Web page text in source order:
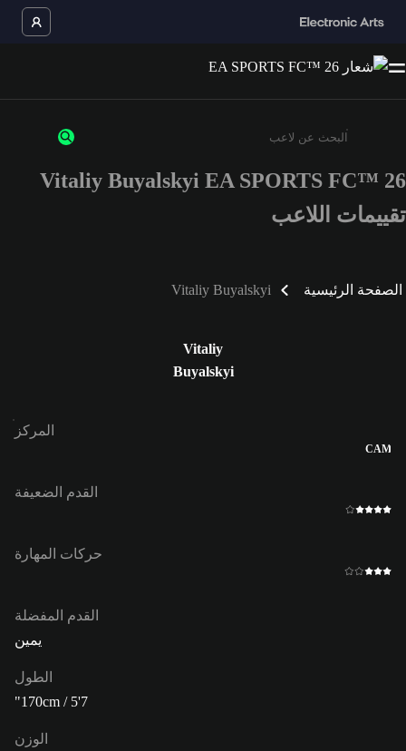
أدخل 3 أحرف أو أرقام على الأقل
Vitaliy Buyalskyi EA SPORTS FC™ 26
تقييمات اللاعب
الصفحة الرئيسية Vitaliy Buyalskyi
Vitaliy
Buyalskyi
المركز
CAM
القدم الضعيفة
حركات المهارة
القدم المفضلة
يمين
الطول
170cm / 5'7"
الوزن